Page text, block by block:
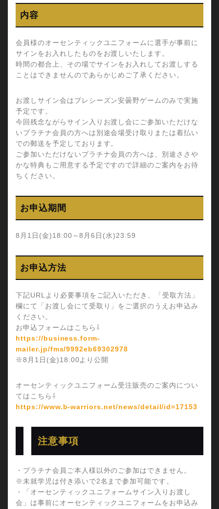
内容
会員様のオーセンティックユニフォームに選手が事前に
サインをお入れしたものをお渡しいたします。
時間の都合上、その場でサインをお入れしてお渡しする
ことはできませんのであらかじめご了承ください。
お渡しサイン会はプレシーズン安曇野ゲームのみで実施
予定です。
今回残念ながらサイン入りお渡し会にご参加いただけな
いプラチナ会員の方へは別途会場受け取りまたは着払い
での郵送を予定しております。
ご参加いただけないプラチナ会員の方へは、別途ささや
かな特典もご用意する予定ですので詳細のご案内をお待
ちください。
お申込期間
8月1日(金)18:00～8月6日(水)23:59
お申込方法
下記URLより必要事項をご記入いただき、「受取方法」
欄にて「お渡し会にて受取り」をご選択のうえお申込み
ください。
お申込フォームはこちら⇩
https://business.form-
mailer.jp/fms/9992eb69302978
※8月1日(金)18:00より公開
オーセンティックユニフォーム受注販売のご案内につい
てはこちら⇩
https://www.b-warriors.net/news/detail/id=17153
注意事項
・プラチナ会員ご本人様以外のご参加はできません。
※未就学児は付き添いで2名まで参加可能です。
・「オーセンティックユニフォームサイン入りお渡し
会」は事前にオーセンティックユニフォームをお申込み